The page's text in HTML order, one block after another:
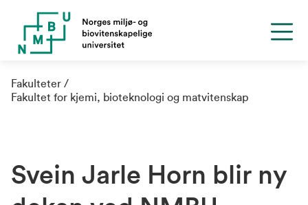
Fakulteter
Fakultet for kjemi, bioteknologi og matvitenskap
Svein Jarle Horn blir ny